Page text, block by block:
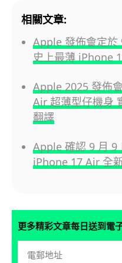
相關文章:
Apple 發佈會定
史上最薄 iPhone
Apple 2025 發佈
Air 超薄型仔機身
翻譯
Apple 確認 9 月
iPhone 17 Air 全
更多精彩文章每日送到電